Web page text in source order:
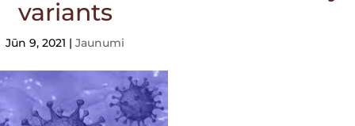
variants
Jūn 9, 2021 |Jaunumi